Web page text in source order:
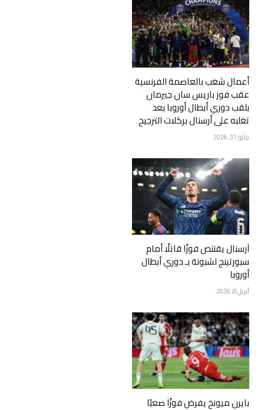
أعمال شغب بالعاصمة الفرنسية
عقب فوز باريس سان جيرمان
بلقب دوري أبطال أوروبا بعد
تغلبه على أرسنال بركلات الترجيح
مايو 31, 2026
آرسنال يقتنص فوزًا قاتلًا أمام
سبورتينج لشبونة بـ دوري أبطال
أوروبا
أبريل 8, 2026
بايرن ميونخ يفرض فوزًا صعبًا